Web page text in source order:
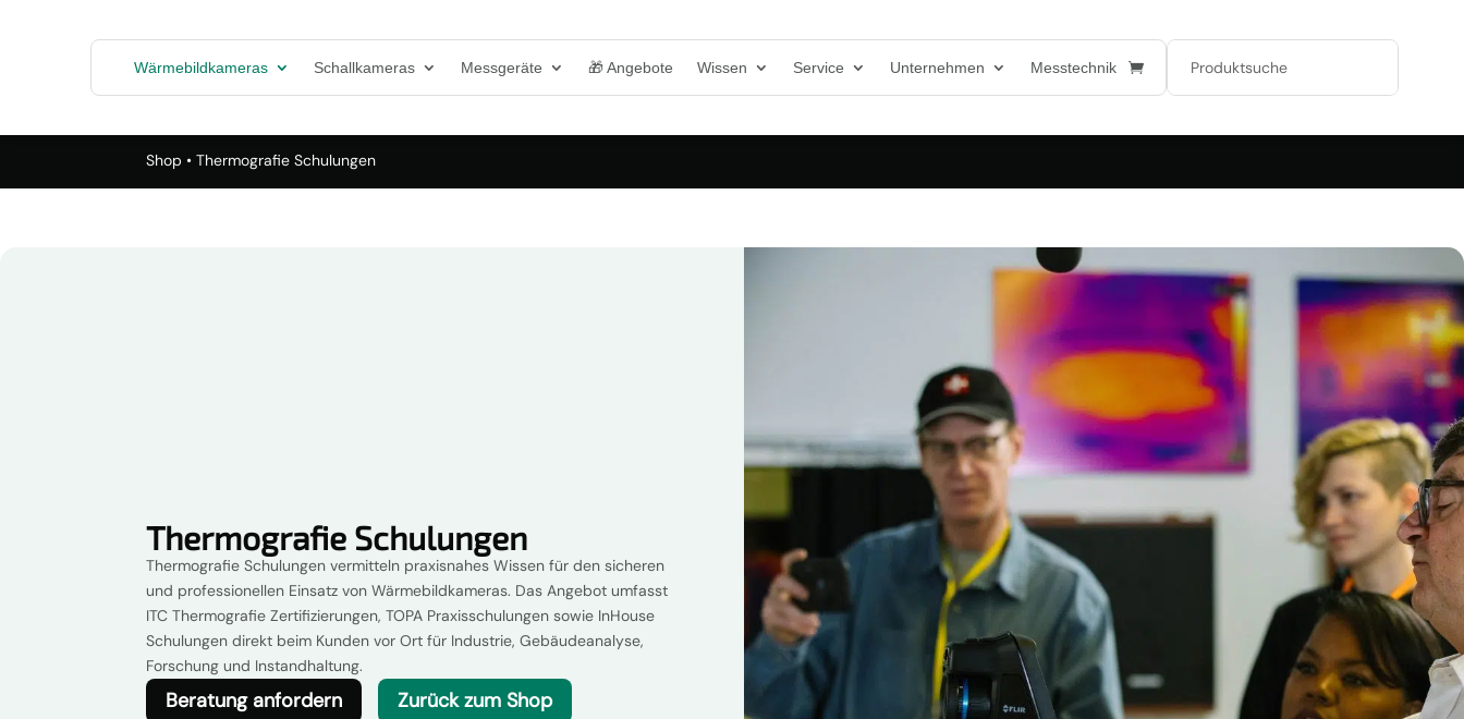
Wärmebildkameras Schallkameras Messgeräte 🎁 Angebote Wissen Service Unternehmen Messtechnik
Shop • Thermografie Schulungen
Thermografie Schulungen
Thermografie Schulungen vermitteln praxisnahes Wissen für den sicheren
und professionellen Einsatz von Wärmebildkameras. Das Angebot umfasst
ITC Thermografie Zertifizierungen, TOPA Praxisschulungen sowie InHouse
Schulungen direkt beim Kunden vor Ort für Industrie, Gebäudeanalyse,
Forschung und Instandhaltung.
Beratung anfordern Zurück zum Shop